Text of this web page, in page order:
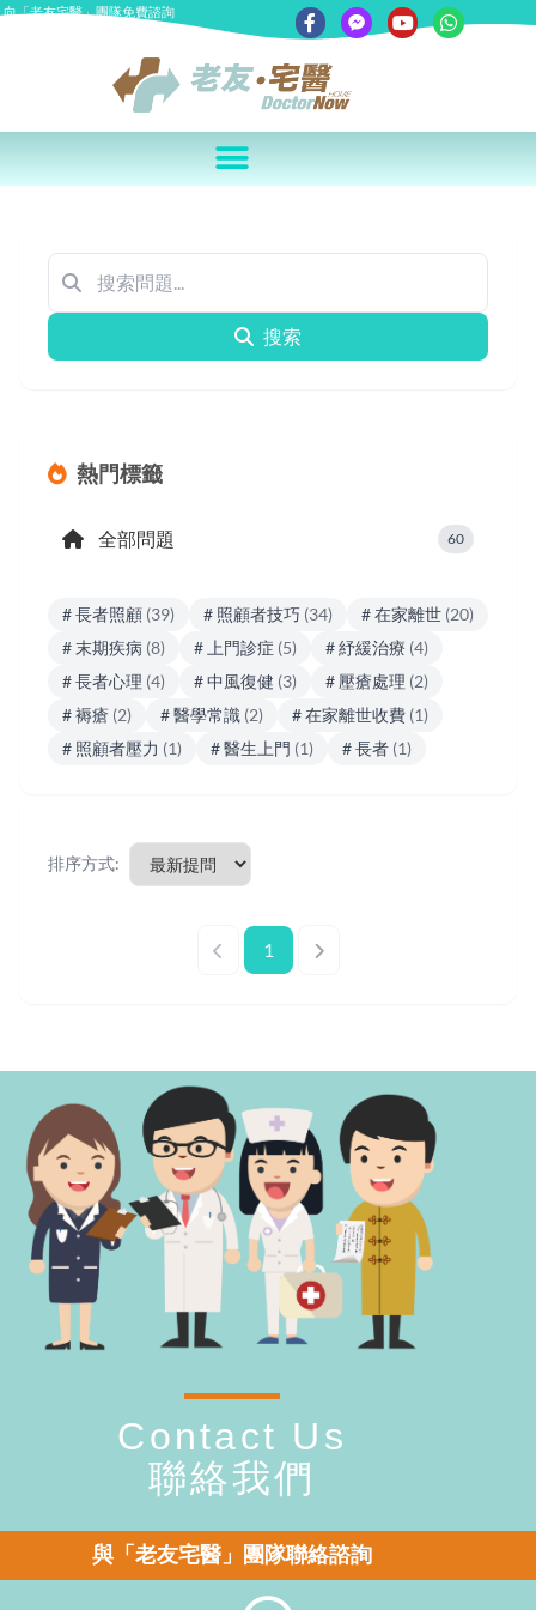
向「老友宅醫」團隊免費諮詢
搜索
熱門標籤
全部問題 60
# 長者照顧 (39) # 照顧者技巧 (34) # 在家離世 (20)
# 末期疾病 (8) # 上門診症 (5) # 紓緩治療 (4)
# 長者心理 (4) # 中風復健 (3) # 壓瘡處理 (2)
# 褥瘡 (2) # 醫學常識 (2) # 在家離世收費 (1)
# 照顧者壓力 (1) # 醫生上門 (1) # 長者 (1)
排序方式:
1
Contact Us
聯絡我們
與「老友宅醫」團隊聯絡諮詢